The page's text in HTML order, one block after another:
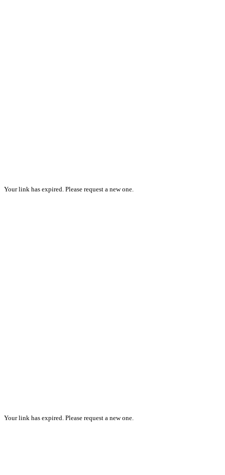
Your link has expired. Please request a new one.
Your link has expired. Please request a new one.